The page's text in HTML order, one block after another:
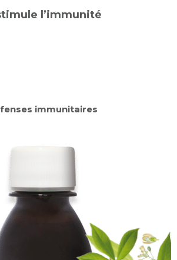
l’immunité
immunitaires